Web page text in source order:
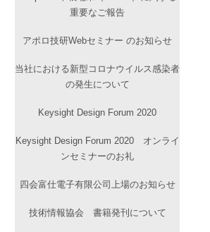
重要なご報告
アポロ技研Webセミナー のお知らせ
当社における新型コロナウイルス感染者
の発生について
Keysight Design Forum 2020
Keysight Design Forum 2020 オンライ
ンセミナーのお礼
四会富仕電子有限公司上場のお知らせ
技術情報協会 書籍発刊について